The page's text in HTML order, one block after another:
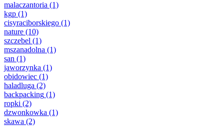
malaczantoria (1)
kgp (1)
cisyraciborskiego (1)
nature (10)
szczebel (1)
mszanadolna (1)
san (1)
jaworzynka (1)
obidowiec (1)
haladluga (2)
backpacking (1)
ropki (2)
dzwonkowka (1)
skawa (2)